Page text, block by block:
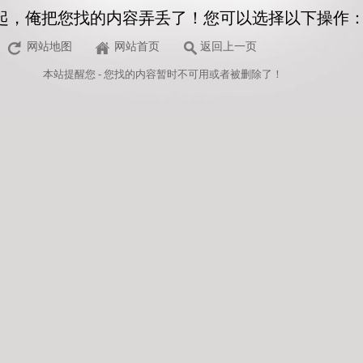
，俺把您找的内容弄丢了！您可以选择以下操作
网站地图 网站首页 返回上一页
本站提醒您 - 您找的内容暂时不可用或者被删除了！